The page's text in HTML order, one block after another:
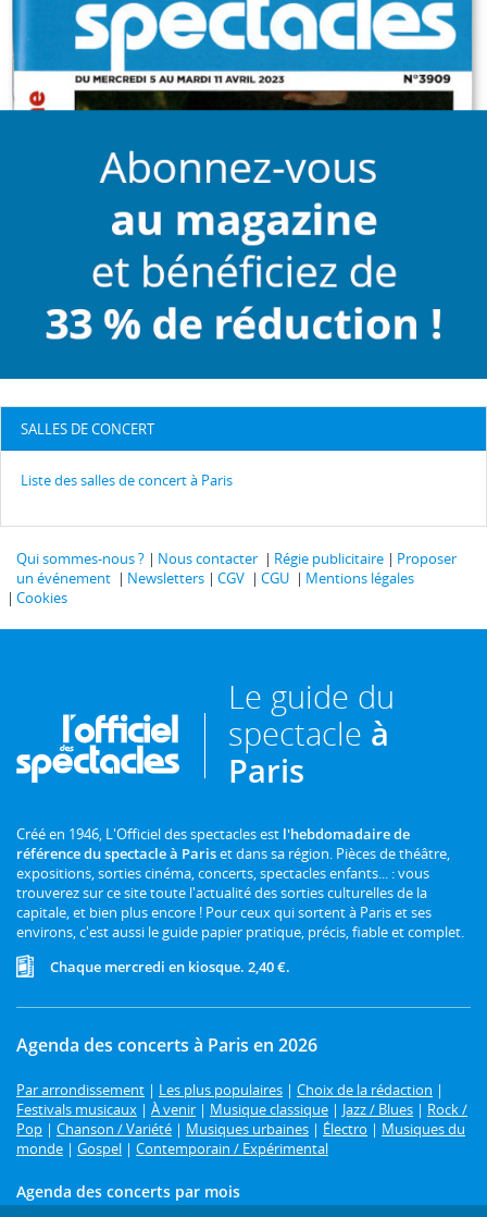
SALLES DE CONCERT
Liste des salles de concert à Paris
Qui sommes-nous ? Nous contacter Régie publicitaire
Proposer
un événement
Newsletters CGV CGU
Mentions légales
Cookies
Le guide du
spectacle à
Paris
Créé en 1946, L'Officiel des spectacles est l'hebdomadaire de
référence du spectacle à Pariset dans sa région. Pièces de théâtre,
expositions, sorties cinéma, concerts, spectacles enfants... : vous
trouverez sur ce site toute l'actualité des sorties culturelles de la
capitale, et bien plus encore ! Pour ceux qui sortent à Paris et ses
environs, c'est aussi le guide papier pratique, précis, fiable et complet.
Chaque mercredi en kiosque. 2,40 €.
Agenda des concerts à Paris en 2026
Par arrondissement | Les plus populaires | Choix de la rédaction |
Festivals musicaux | À venir | Musique classique | Jazz / Blues | Rock /
Pop | Chanson / Variété | Musiques urbaines | Électro | Musiques du
monde | Gospel | Contemporain / Expérimental
Agenda des concerts par mois